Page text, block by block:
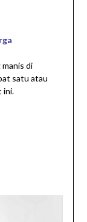
di
satu atau
ini.